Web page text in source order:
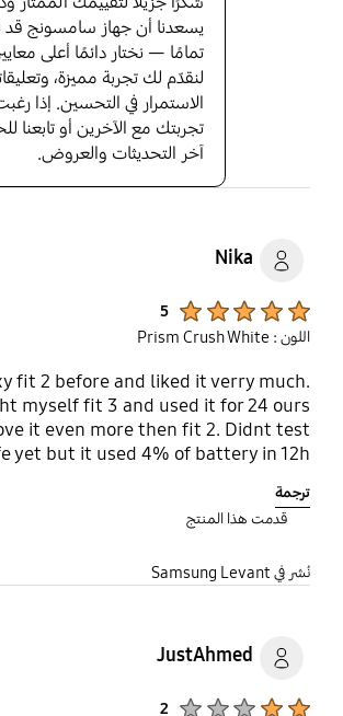
يسعدنا أن جهاز سامسونج قد
تمامًا — نختار دائمًا أعلى
لنقدّم لك تجربة مميزة،
الاستمرار في التحسين. إذا
تجربتك مع الآخرين أو تابعنا
آخر التحديثات والعروض.
Nika
5
اللون : Prism Crush White
fit 2 before and liked it verry much.
myself fit 3 and used it for 24 ours
it even more then fit 2. Didnt test
yet but it used 4% of battery in 12h
light on my heand and comfortable.
ترجمة
قدمت هذا المنتج
نُشر في Samsung Levant
JustAhmed
2